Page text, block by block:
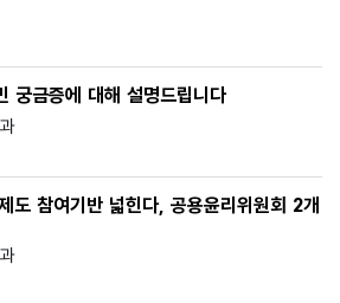
궁금증에 대해 설명드립니다
도 참여기반 넓힌다, 공용윤리위원회 2개